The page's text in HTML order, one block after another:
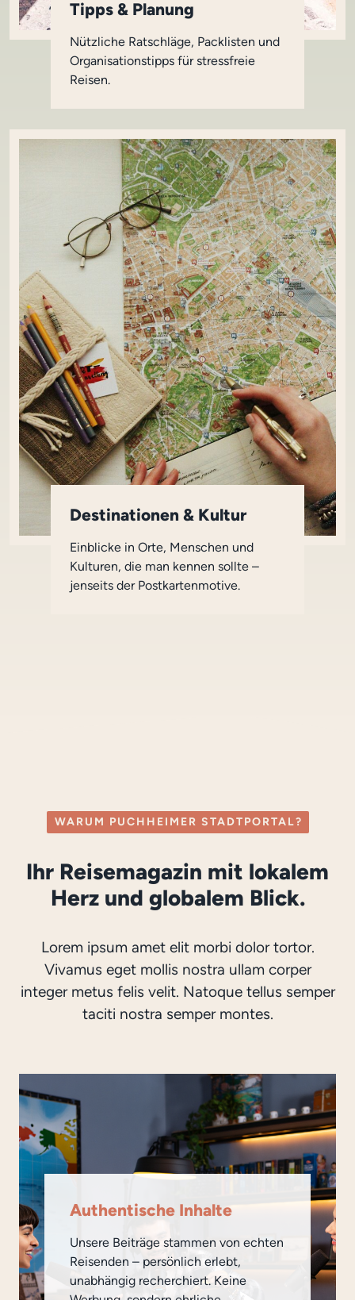
Tipps & Planung
Nützliche Ratschläge, Packlisten und
Organisationstipps für stressfreie
Reisen.
Destinationen & Kultur
Einblicke in Orte, Menschen und
Kulturen, die man kennen sollte –
jenseits der Postkartenmotive.
WARUM PUCHHEIMER STADTPORTAL?
Ihr Reisemagazin mit lokalem
Herz und globalem Blick.
Lorem ipsum amet elit morbi dolor tortor.
Vivamus eget mollis nostra ullam corper
integer metus felis velit. Natoque tellus semper
taciti nostra semper montes.
Authentische Inhalte
Unsere Beiträge stammen von echten
Reisenden – persönlich erlebt,
unabhängig recherchiert. Keine